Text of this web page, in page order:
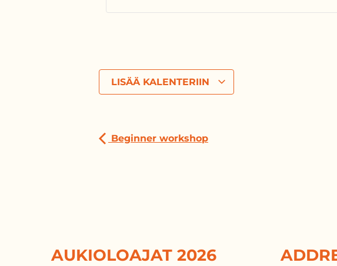
LISÄÄ KALENTERIIN
Beginner workshop
AUKIOLOAJAT 2026